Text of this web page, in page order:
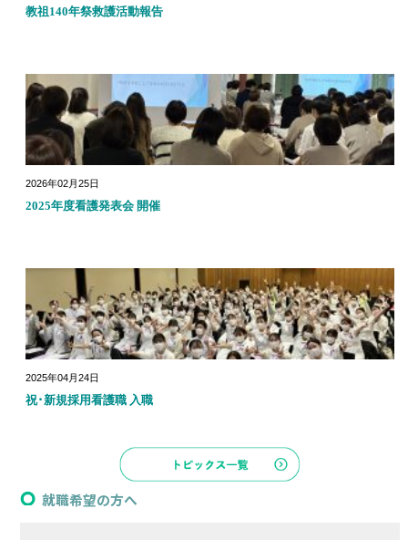
教祖140年祭救護活動報告
2026年02月25日
2025年度看護発表会 開催
2025年04月24日
祝･新規採用看護職 入職
就職希望の方へ